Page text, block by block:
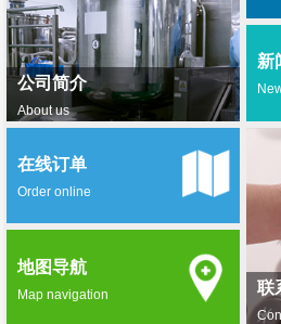
公司简介
About us
新
联
在线订单
Order online
地图导航
Map navigation